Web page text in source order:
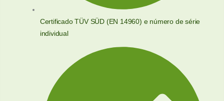
Certificado TÜV SÜD (EN 14960) e número de série
individual